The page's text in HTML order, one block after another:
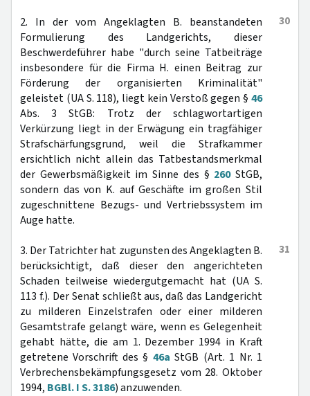
30
2. In der vom Angeklagten B. beanstandeten
Formulierung des Landgerichts, dieser
Beschwerdeführer habe "durch seine Tatbeiträge
insbesondere für die Firma H. einen Beitrag zur
Förderung der organisierten Kriminalität"
geleistet (UA S. 118), liegt kein Verstoß gegen § 46
Abs. 3 StGB: Trotz der schlagwortartigen
Verkürzung liegt in der Erwägung ein tragfähiger
Strafschärfungsgrund, weil die Strafkammer
ersichtlich nicht allein das Tatbestandsmerkmal
der Gewerbsmäßigkeit im Sinne des § 260StGB,
sondern das von K. auf Geschäfte im großen Stil
zugeschnittene Bezugs- und Vertriebssystem im
Auge hatte.
31
3. Der Tatrichter hat zugunsten des Angeklagten B.
berücksichtigt, daß dieser den angerichteten
Schaden teilweise wiedergutgemacht hat (UA S.
113 f.). Der Senat schließt aus, daß das Landgericht
zu milderen Einzelstrafen oder einer milderen
Gesamtstrafe gelangt wäre, wenn es Gelegenheit
gehabt hätte, die am 1. Dezember 1994 in Kraft
getretene Vorschrift des § 46a StGB (Art. 1 Nr. 1
Verbrechensbekämpfungsgesetz vom 28. Oktober
1994, BGBl. I S. 3186) anzuwenden.